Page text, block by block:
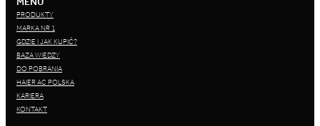
PRODUKTY
MARKA NR 1
GDZIE I JAK KUPIĆ?
BAZA WIEDZY
DO POBRANIA
HAIER AC POLSKA
KARIERA
KONTAKT